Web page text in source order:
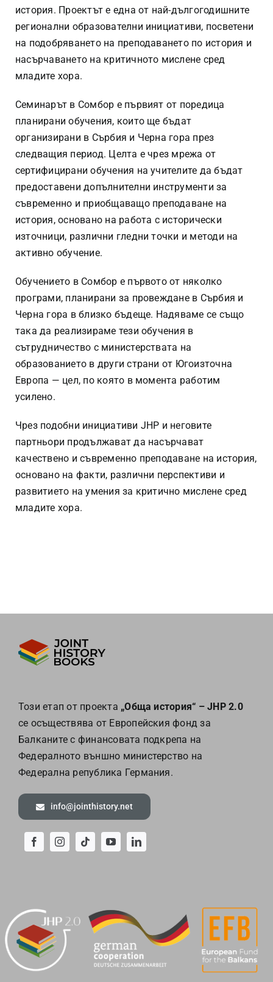
история. Проектът е една от най-дългогодишните
регионални образователни инициативи, посветени
на подобряването на преподаването по история и
насърчаването на критичното мислене сред
младите хора.
Семинарът в Сомбор е първият от поредица
планирани обучения, които ще бъдат
организирани в Сърбия и Черна гора през
следващия период. Целта е чрез мрежа от
сертифицирани обучения на учителите да бъдат
предоставени допълнителни инструменти за
съвременно и приобщаващо преподаване на
история, основано на работа с исторически
източници, различни гледни точки и методи на
активно обучение.
Обучението в Сомбор е първото от няколко
програми, планирани за провеждане в Сърбия и
Черна гора в близко бъдеще. Надяваме се също
така да реализираме тези обучения в
сътрудничество с министерствата на
образованието в други страни от Югоизточна
Европа — цел, по която в момента работим
усилено.
Чрез подобни инициативи JHP и неговите
партньори продължават да насърчават
качествено и съвременно преподаване на история,
основано на факти, различни перспективи и
развитието на умения за критично мислене сред
младите хора.
Този етап от проекта „Обща история“ – JHP 2.0
се осъществява от Европейския фонд за
Балканите с финансовата подкрепа на
Федералното външно министерство на
Федерална република Германия.
info@jointhistory.net